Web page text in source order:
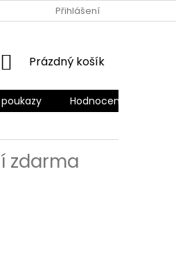
REKLAMACE A VRÁCENÍ ZBOŽÍ
Přihlášení
NÁKUPNÍ
Prázdný košík
Hodnocení obchodu
zdarma